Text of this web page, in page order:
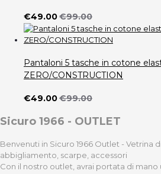
€49.00€99.00
Pantaloni 5 tasche in cotone
ZERO/CONSTRUCTION
€49.00€99.00
Sicuro 1966 - OUTLET
Benvenuti in Sicuro 1966 Outlet - Vetrina
abbigliamento, scarpe, accessori
Con il nostro outlet, avrai portata di mano